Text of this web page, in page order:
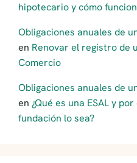
hipotecario y cómo
Obligaciones anuales de
en Renovar el registro de
Comercio
Obligaciones anuales de
en ¿Qué es una ESAL y
fundación lo sea?